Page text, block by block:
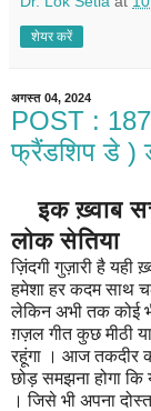
शेयर करें
अगस्त 04, 2024
POST :
फ्रैंडशिप डे )
इक ख़्वाब
लोक सेतिया
ज़िंदगी गुज़ारी है
हमेशा हर कदम साथ
लेकिन अभी तक कोई
ग़ज़ल गीत कुछ मीठी
रहूंगा । आज तकदीर
छोड़ समझना होगा कि
। जिसे भी अपना